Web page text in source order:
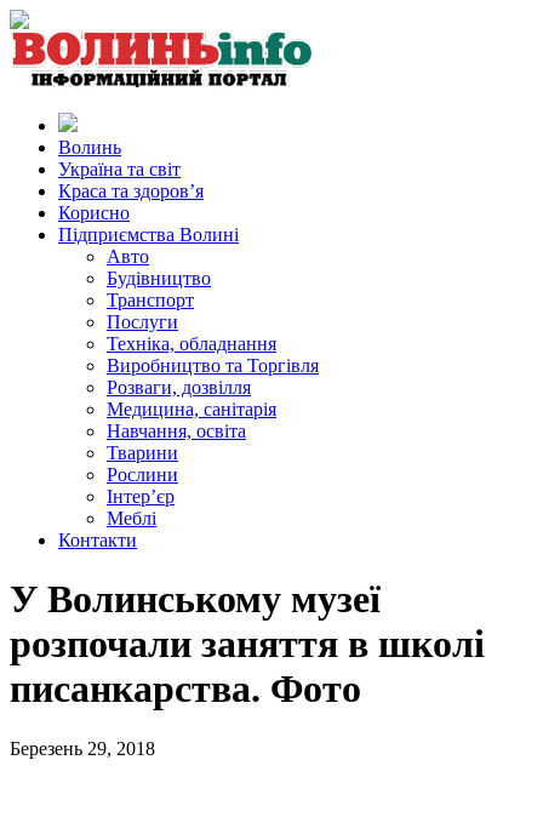
Волинь
Україна та світ
Краса та здоров’я
Корисно
Підприємства Волині
Авто
Будівництво
Транспорт
Послуги
Техніка, обладнання
Виробництво та Торгівля
Розваги, дозвілля
Медицина, санітарія
Навчання, освіта
Тварини
Рослини
Інтер’єр
Меблі
Контакти
У Волинському музеї
розпочали заняття в школі
писанкарства. Фото
Березень 29, 2018